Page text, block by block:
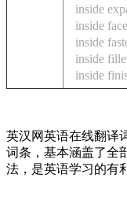
inside
inside
inside
inside
inside
英汉网英语在线翻译
词条，基本涵盖了全
法，是英语学习的有